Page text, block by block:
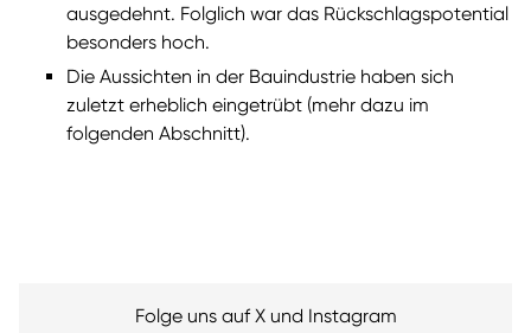
ausgedehnt. Folglich war das Rückschlagspotential
besonders hoch.
Die Aussichten in der Bauindustrie haben sich
zuletzt erheblich eingetrübt (mehr dazu im
folgenden Abschnitt).
Folge uns auf X und Instagram